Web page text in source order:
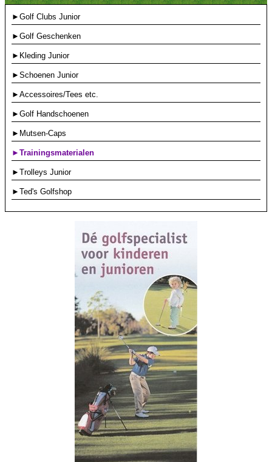
►Golf Clubs Junior
►Golf Geschenken
►Kleding Junior
►Schoenen Junior
►Accessoires/Tees etc.
►Golf Handschoenen
►Mutsen-Caps
►Trainingsmaterialen
►Trolleys Junior
►Ted's Golfshop